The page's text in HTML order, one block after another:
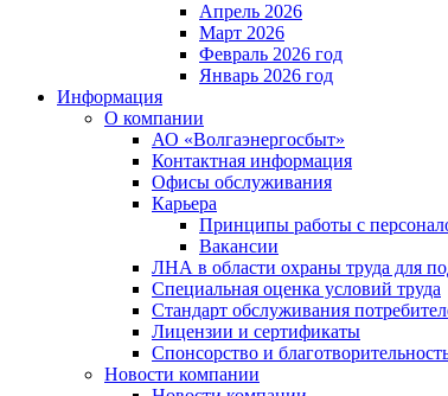
Апрель 2026
Март 2026
Февраль 2026 год
Январь 2026 год
Информация
О компании
АО «Волгаэнергосбыт»
Контактная информация
Офисы обслуживания
Карьера
Принципы работы с
Вакансии
ЛНА в области охраны труда для
Специальная оценка условий труда
Стандарт обслуживания
Лицензии и сертификаты
Спонсорство и
Новости компании